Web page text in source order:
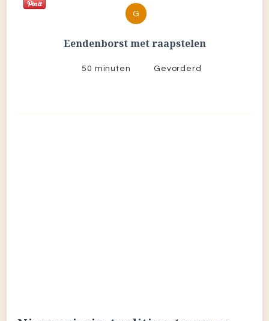
G
Eendenborst met raapstelen
50 minuten Gevorderd